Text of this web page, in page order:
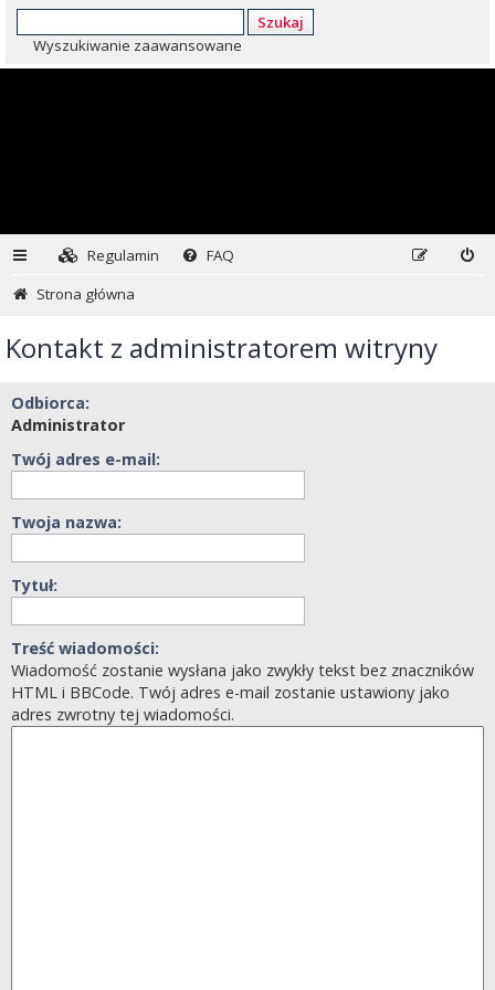
Szukaj
Wyszukiwanie zaawansowane
Regulamin
FAQ
Strona główna
Kontakt z administratorem witryny
Odbiorca:
Administrator
Twój adres e-mail:
Twoja nazwa:
Tytuł:
Treść wiadomości:
Wiadomość zostanie wysłana jako zwykły tekst bez znaczników
HTML i BBCode. Twój adres e-mail zostanie ustawiony jako
adres zwrotny tej wiadomości.